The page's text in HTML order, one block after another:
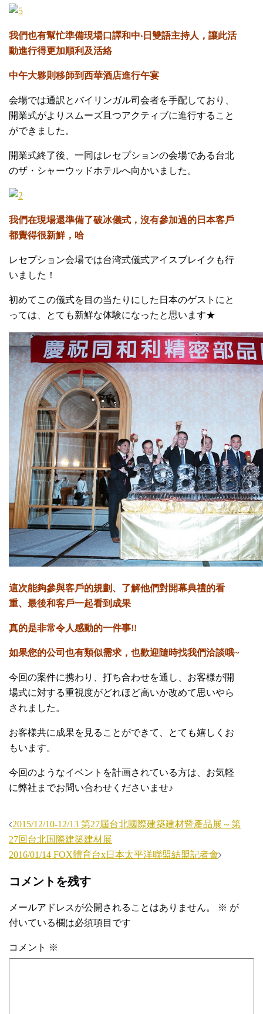
我們也有幫忙準備現場口譯和中‧日雙語主持人，讓此活
動進行得更加順利及活絡
中午大夥則移師到西華酒店進行午宴
会場では通訳とバイリンガル司会者を手配しており、
開業式がよりスムーズ且つアクティブに進行すること
ができました。
開業式終了後、一同はレセプションの会場である台北
のザ・シャーウッドホテルへ向かいました。
我們在現場還準備了破冰儀式，沒有參加過的日本客戶
都覺得很新鮮，哈
レセプション会場では台湾式儀式アイスブレイクも行
いました！
初めてこの儀式を目の当たりにした日本のゲストにと
っては、とても新鮮な体験になったと思います★
這次能夠參與客戶的規劃、了解他們對開幕典禮的看
重、最後和客戶一起看到成果
真的是非常令人感動的一件事!!
如果您的公司也有類似需求，也歡迎隨時找我們洽談哦~
今回の案件に携わり、打ち合わせを通し、お客様が開
場式に対する重視度がどれほど高いか改めて思いやら
されました。
お客様共に成果を見ることができて、とても嬉しくお
もいます。
今回のようなイベントを計画されている方は、お気軽
に弊社までお問い合わせくださいませ♪
投
稿
ナ
ゲ
ー
シ
ン
2015/12/10-12/13 第27屆台北國際建築建材暨產品展～第
27回台北国際建築建材展
2016/01/14 FOX體育台x日本太平洋聯盟結盟記者會
コメントを残す
メールアドレスが公開されることはありません。 ※ が
付いている欄は必須項目です
コメント ※